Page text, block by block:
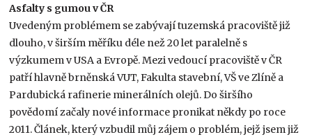
Asfalty s gumou v ČR
Uvedeným problémem se zabývají tuzemská pracoviště již
dlouho, v širším měříku déle než 20 let paralelně s
výzkumem v USA a Evropě. Mezi vedoucí pracoviště v ČR
patří hlavně brněnská VUT, Fakulta stavební, VŠ ve Zlíně a
Pardubická rafinerie minerálních olejů. Do širšího
povědomí začaly nové informace pronikat někdy po roce
2011. Článek, který vzbudil můj zájem o problém, jejž jsem již